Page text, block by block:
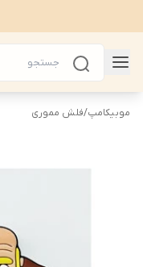
موبیکامپ/فلش مموری